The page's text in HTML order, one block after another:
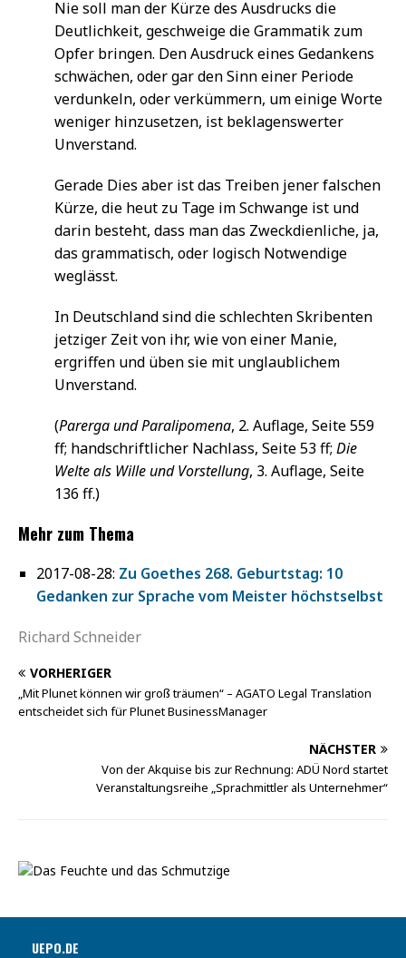
Nie soll man der Kürze des Ausdrucks die
Deutlichkeit, geschweige die Grammatik zum
Opfer bringen. Den Ausdruck eines Gedankens
schwächen, oder gar den Sinn einer Periode
verdunkeln, oder verkümmern, um einige Worte
weniger hinzusetzen, ist beklagenswerter
Unverstand.
Gerade Dies aber ist das Treiben jener falschen
Kürze, die heut zu Tage im Schwange ist und
darin besteht, dass man das Zweckdienliche, ja,
das grammatisch, oder logisch Notwendige
weglässt.
In Deutschland sind die schlechten Skribenten
jetziger Zeit von ihr, wie von einer Manie,
ergriffen und üben sie mit unglaublichem
Unverstand.
(Parerga und Paralipomena, 2. Auflage, Seite 559
ff; handschriftlicher Nachlass, Seite 53 ff; Die
Welte als Wille und Vorstellung, 3. Auflage, Seite
136 ff.)
Mehr zum Thema
2017-08-28: Zu Goethes 268. Geburtstag: 10
Gedanken zur Sprache vom Meister höchstselbst
Richard Schneider
VORHERIGER
„Mit Plunet können wir groß träumen“ – AGATO Legal Translation
entscheidet sich für Plunet BusinessManager
NÄCHSTER
Von der Akquise bis zur Rechnung: ADÜ Nord startet
Veranstaltungsreihe „Sprachmittler als Unternehmer“
UEPO.DE